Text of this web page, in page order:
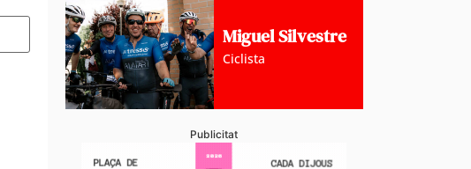
Miguel Silvestre
Ciclista
Publicitat